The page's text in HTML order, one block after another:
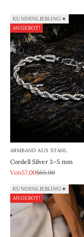
KUNDENLIEBLING★
ANGEBOT!
ARMBAND AUS STAHL
Cordell Silver 3–5 mm
REA-pris
Von57.00Pris
$65.00
KUNDENLIEBLING★
ANGEBOT!